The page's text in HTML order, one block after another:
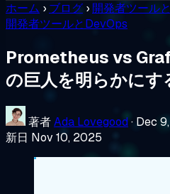
ホーム › ブログ › 開発者ツール
開発者ツールとDevOps
Prometheus vs
の巨人を明らかにす
著者Ada Lovegood· Dec
新日 Nov 10, 2025